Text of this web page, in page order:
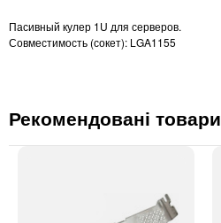
Пасивный кулер 1U для серверов.
Совместимость (сокет): LGA1155
Рекомендовані товари